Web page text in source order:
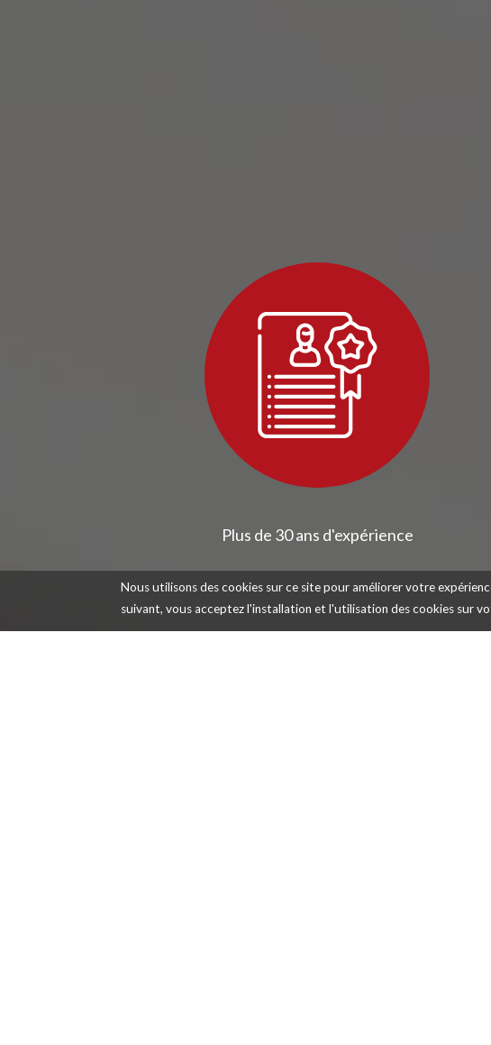
Plus de 30 ans d'expérience
Nous utilisons des cookies sur ce site pour améliorer votre
suivant, vous acceptez l'installation et l'utilisation des cookies sur